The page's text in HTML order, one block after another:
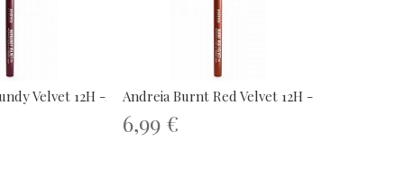
Velvet 12H -... Andreia Burnt Red Velvet 12H -...
6,99 €